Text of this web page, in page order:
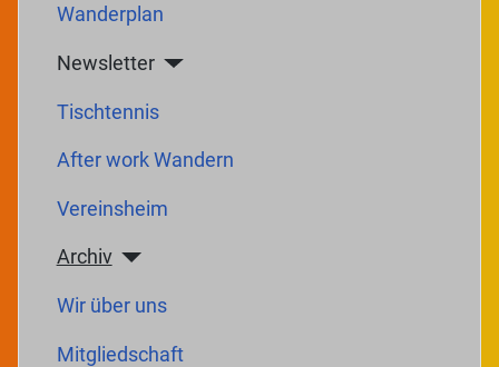
Wanderplan
Newsletter
Tischtennis
After work Wandern
Vereinsheim
Archiv
Wir über uns
Mitgliedschaft